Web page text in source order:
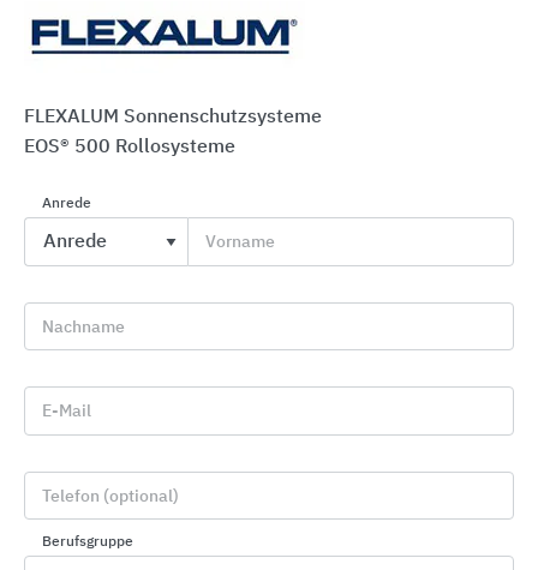
Innenansicht
Bürogebäude SCRM, La Jolla/USA: EOS®500 M Rollos
FLEXALUM Sonnenschutzsysteme
EOS® 500 Rollosysteme
Anrede
Vorname
Nachname
E-Mail
Telefon (optional)
Berufsgruppe